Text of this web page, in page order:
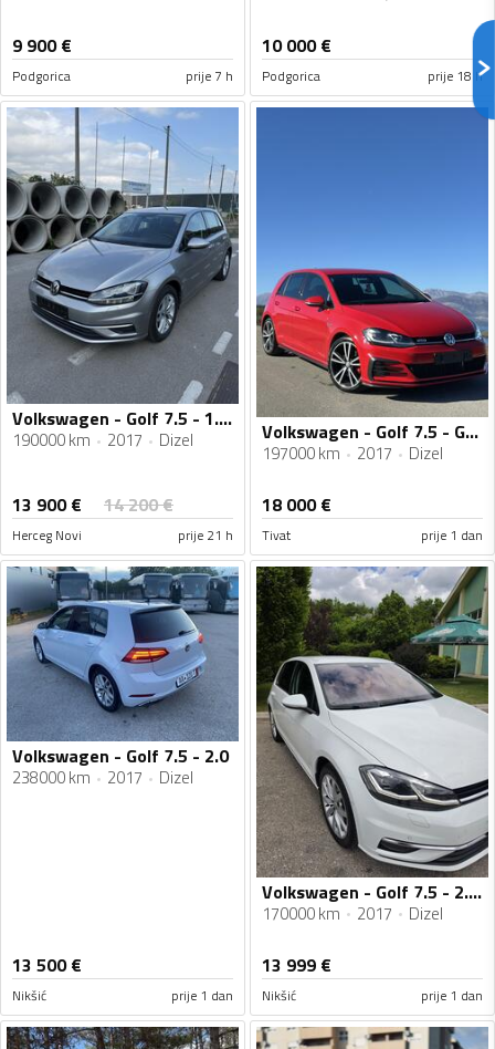
9 900€
Podgorica prije 7 h
10 000€
Podgorica prije 18 h
Volkswagen - Golf 7.5 - 1.6 TDI
190000 km 2017 Dizel
13 900€ 14 200€
Herceg Novi prije 21 h
Volkswagen - Golf 7.5 - GTD
197000 km 2017 Dizel
18 000€
Tivat prije 1 dan
Volkswagen - Golf 7.5 - 2.0
238000 km 2017 Dizel
13 500€
Nikšić prije 1 dan
Volkswagen - Golf 7.5 - 2.0 TDI
170000 km 2017 Dizel
13 999 €
Nikšić prije 1 dan